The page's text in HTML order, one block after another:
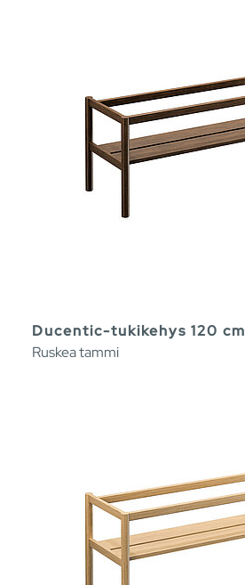
Ducentic-tukikehys 120 cm
Ruskea tammi